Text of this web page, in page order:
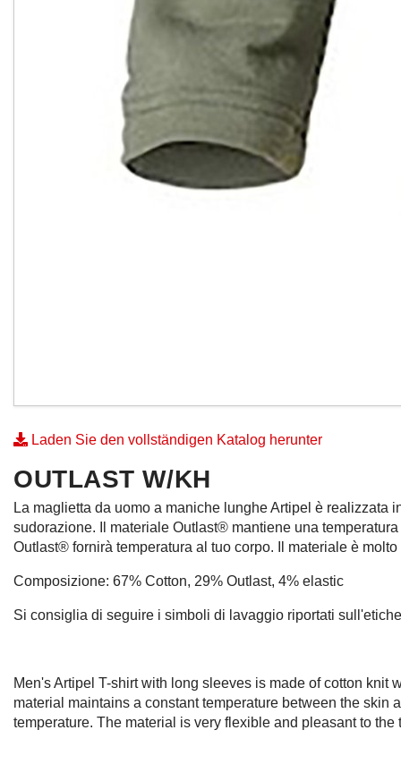
Laden Sie den vollständigen Katalog herunter
OUTLAST W/KH
La maglietta da uomo a maniche lunghe Artipel è
sudorazione. Il materiale Outlast® mantiene una
Outlast® fornirà temperatura al tuo corpo. Il materiale è
Composizione: 67% Cotton, 29% Outlast, 4% elastic
Si consiglia di seguire i simboli di lavaggio riportati
Men's Artipel T-shirt with long sleeves is made of cotton
material maintains a constant temperature between the
temperature. The material is very flexible and pleasant to